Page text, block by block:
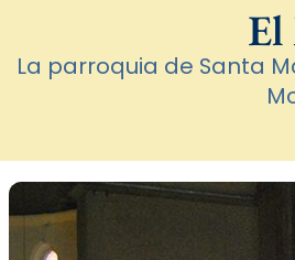
El
La parroquia de Santa